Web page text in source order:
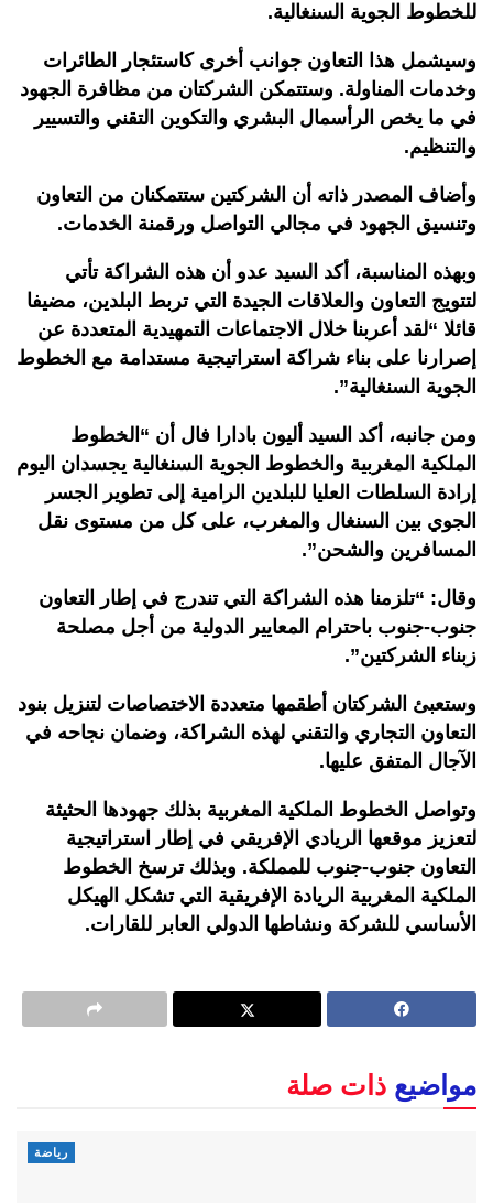
للخطوط الجوية السنغالية.
وسيشمل هذا التعاون جوانب أخرى كاستئجار الطائرات
وخدمات المناولة. وستتمكن الشركتان من مظافرة الجهود
في ما يخص الرأسمال البشري والتكوين التقني والتسيير
والتنظيم.
وأضاف المصدر ذاته أن الشركتين ستتمكنان من التعاون
وتنسيق الجهود في مجالي التواصل ورقمنة الخدمات.
وبهذه المناسبة، أكد السيد عدو أن هذه الشراكة تأتي
لتتويج التعاون والعلاقات الجيدة التي تربط البلدين، مضيفا
قائلا “لقد أعربنا خلال الاجتماعات التمهيدية المتعددة عن
إصرارنا على بناء شراكة استراتيجية مستدامة مع الخطوط
الجوية السنغالية”.
ومن جانبه، أكد السيد أليون بادارا فال أن “الخطوط
الملكية المغربية والخطوط الجوية السنغالية يجسدان اليوم
إرادة السلطات العليا للبلدين الرامية إلى تطوير الجسر
الجوي بين السنغال والمغرب، على كل من مستوى نقل
المسافرين والشحن”.
وقال: “تلزمنا هذه الشراكة التي تندرج في إطار التعاون
جنوب-جنوب باحترام المعايير الدولية من أجل مصلحة
زبناء الشركتين”.
وستعبئ الشركتان أطقمها متعددة الاختصاصات لتنزيل بنود
التعاون التجاري والتقني لهذه الشراكة، وضمان نجاحه في
الآجال المتفق عليها.
وتواصل الخطوط الملكية المغربية بذلك جهودها الحثيثة
لتعزيز موقعها الريادي الإفريقي في إطار استراتيجية
التعاون جنوب-جنوب للمملكة. وبذلك ترسخ الخطوط
الملكية المغربية الريادة الإفريقية التي تشكل الهيكل
الأساسي للشركة ونشاطها الدولي العابر للقارات.
مواضيع ذات صلة
رياضة